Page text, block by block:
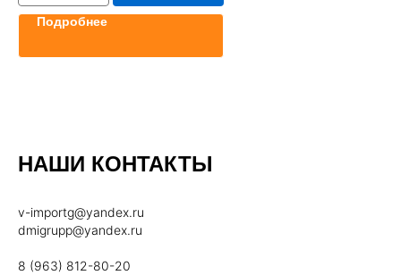
Подробнее
НАШИ КОНТАКТЫ
v-importg@yandex.ru
dmigrupp@yandex.ru
8 (963) 812-80-20